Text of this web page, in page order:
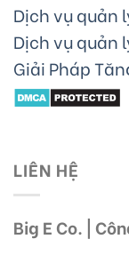
Dịch vụ quản
Dịch vụ quản
Giải Pháp
LIÊN HỆ
Big E Co. |